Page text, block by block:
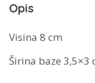
Opis
Visina 8 cm
Širina baze 3,5×3